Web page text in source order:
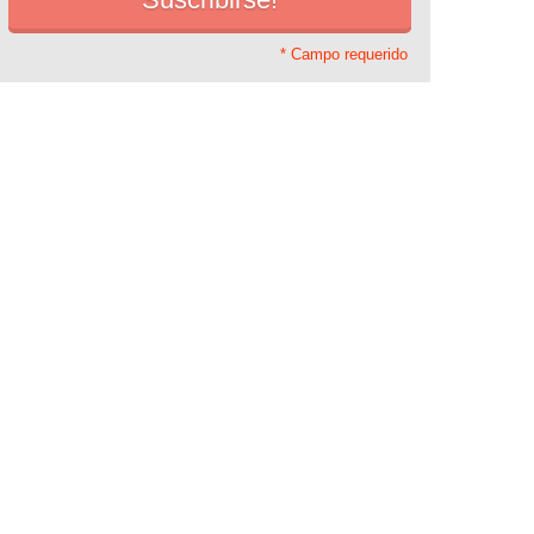
* Campo requerido